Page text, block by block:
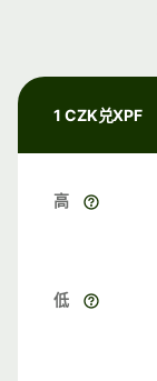
1 CZK兑XPF
高
低